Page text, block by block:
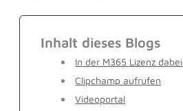
Inhalt dieses Blogs
In der M365 Lizenz dabei
Clipchamp aufrufen
Videoportal